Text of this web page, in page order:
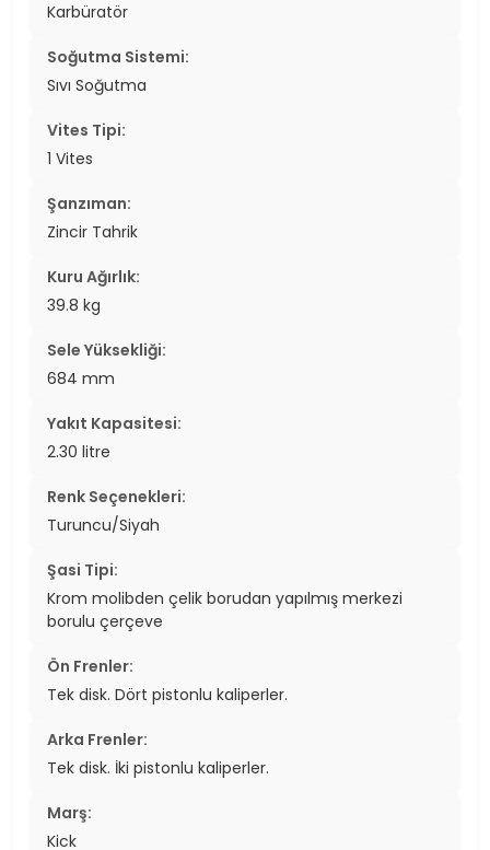
Karbüratör
Soğutma Sistemi:
Sıvı Soğutma
Vites Tipi:
1 Vites
Şanzıman:
Zincir Tahrik
Kuru Ağırlık:
39.8 kg
Sele Yüksekliği:
684 mm
Yakıt Kapasitesi:
2.30 litre
Renk Seçenekleri:
Turuncu/Siyah
Şasi Tipi:
Krom molibden çelik borudan yapılmış merkezi
borulu çerçeve
Ön Frenler:
Tek disk. Dört pistonlu kaliperler.
Arka Frenler:
Tek disk. İki pistonlu kaliperler.
Marş:
Kick